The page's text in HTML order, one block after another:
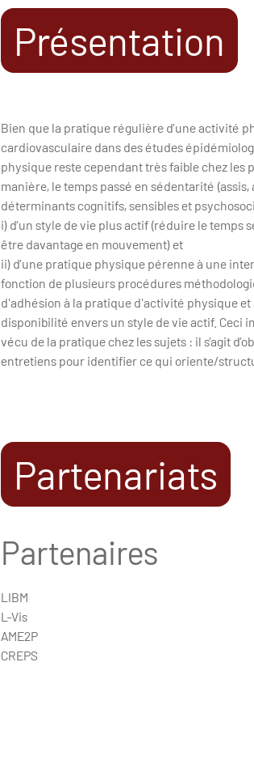
Présentation
Bien que la pratique régulière d’une activité
cardiovasculaire dans des études
physique reste cependant très faible chez les
manière, le temps passé en sédentarité
déterminants cognitifs, sensibles et
i) d’un style de vie plus actif (réduire le
être davantage en mouvement) et
ii) d’une pratique physique pérenne à une
fonction de plusieurs procédures
d'adhésion à la pratique d'activité physique et
disponibilité envers un style de vie actif. Ceci
vécu de la pratique chez les sujets : il s’agit
entretiens pour identifier ce qui oriente/
Partenariats
Partenaires
LIBM
L-Vis
AME2P
CREPS